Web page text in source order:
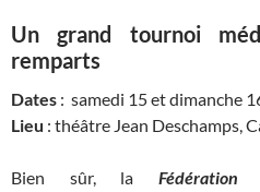
Un grand tournoi
remparts
Dates : samedi 15 et dimanche
Lieu : théâtre Jean Deschamps,
Bien sûr, la Fédération